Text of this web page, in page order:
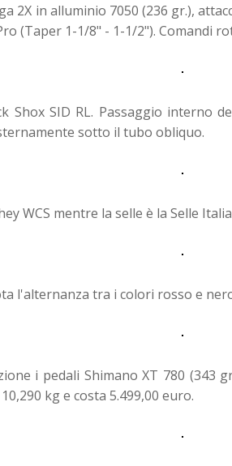
2X in alluminio 7050 (236 gr.),
(Taper 1-1/8" - 1-1/2"). Comandi
Shox SID RL. Passaggio interno
sotto il tubo obliquo.
WCS mentre la selle è la Selle
l'alternanza tra i colori rosso e
i pedali Shimano XT 780 (343
kg e costa 5.499,00 euro.